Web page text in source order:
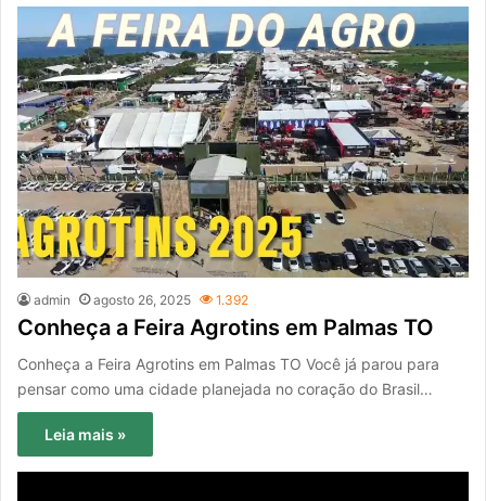
admin agosto 26, 2025 1.392
Conheça a Feira Agrotins em Palmas TO
Conheça a Feira Agrotins em Palmas TO Você já parou para
pensar como uma cidade planejada no coração do Brasil…
Leia mais »